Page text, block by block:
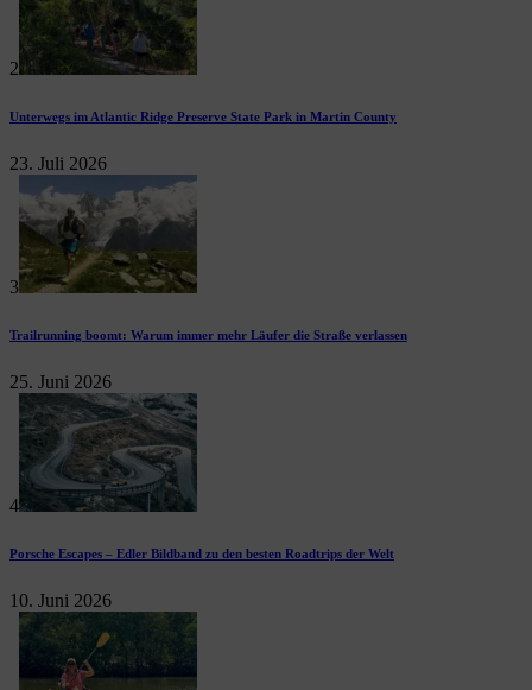
2
Unterwegs im Atlantic Ridge Preserve State Park in Martin County
23. Juli 2026
3
Trailrunning boomt: Warum immer mehr Läufer die Straße verlassen
25. Juni 2026
4
Porsche Escapes – Edler Bildband zu den besten Roadtrips der Welt
10. Juni 2026